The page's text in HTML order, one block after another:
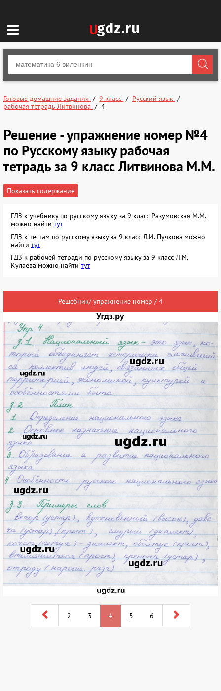
Готовые домашние задания 9 класс
Русский язык
рабочая тетрадь Литвинова
4
Решение - упражнение номер №4
по Русскому языку рабочая
тетрадь за 9 класс Литвинова М.М.
Показать содержание
ГДЗ к учебнику по русскому языку за 9 класс Разумовская М.М.
можно найти тут
ГДЗ к тестам по русскому языку за 9 класс Л.И. Пучкова можно
найти тут
ГДЗ к рабочей тетради по русскому языку за 9 класс Л.М.
Кулаева можно найти тут
Решебник/ упражнение номер / 4
2 3 4 5 6